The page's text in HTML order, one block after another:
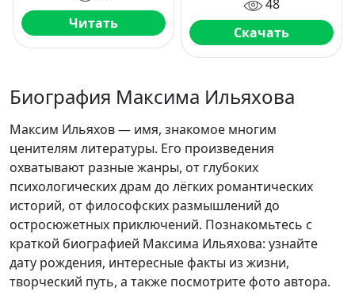
Читать
48
Скачать
Биография Максима Ильяхова
Максим Ильяхов — имя, знакомое многим
ценителям литературы. Его произведения
охватывают разные жанры, от глубоких
психологических драм до лёгких романтических
историй, от философских размышлений до
остросюжетных приключений. Познакомьтесь с
краткой биографией Максима Ильяхова: узнайте
дату рождения, интересные факты из жизни,
творческий путь, а также посмотрите фото автора.